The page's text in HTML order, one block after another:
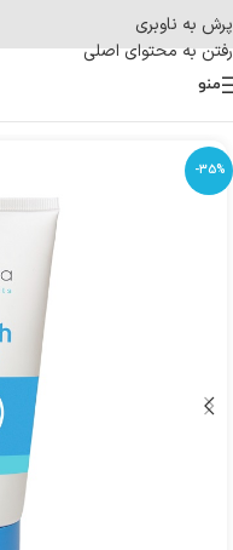
پرش به ناوبری
رفتن به محتوای اصلی
منو
-35%